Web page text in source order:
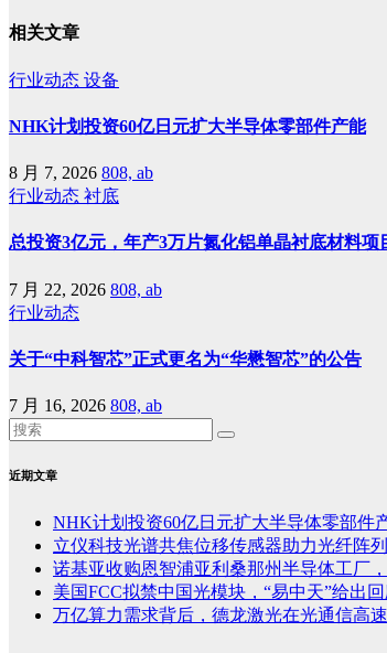
相关文章
行业动态 设备
NHK计划投资60亿日元扩大半导体零部件产能
8 月 7, 2026 808, ab
行业动态 衬底
总投资3亿元，年产3万片氮化铝单晶衬底材料项
7 月 22, 2026 808, ab
行业动态
关于“中科智芯”正式更名为“华懋智芯”的公告
7 月 16, 2026 808, ab
近期文章
NHK计划投资60亿日元扩大半导体零部件
立仪科技光谱共焦位移传感器助力光纤阵
诺基亚收购恩智浦亚利桑那州半导体工厂
美国FCC拟禁中国光模块，“易中天”给出
万亿算力需求背后，德龙激光在光通信高